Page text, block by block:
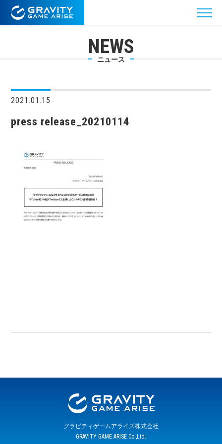
NEWS
ニュース
2021.01.15
press release_20210114
グラビティゲームアライズ株式会社
GRAVITY GAME ARISE Co.,Ltd.